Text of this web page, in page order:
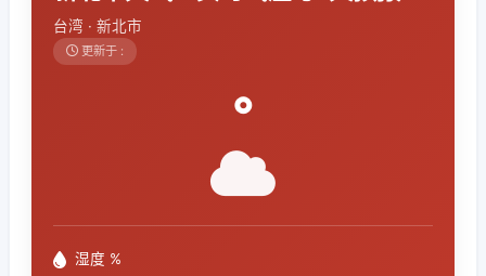
台湾 · 新北市
更新于 :
°
湿度 %